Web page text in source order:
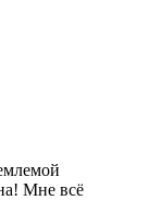
Мне всё